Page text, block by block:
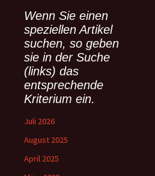
n
n
a
c
h
:
Wenn Sie einen
speziellen Artikel
suchen, so geben
sie in der Suche
(links) das
entsprechende
Kriterium ein.
Juli 2026
August 2025
April 2025